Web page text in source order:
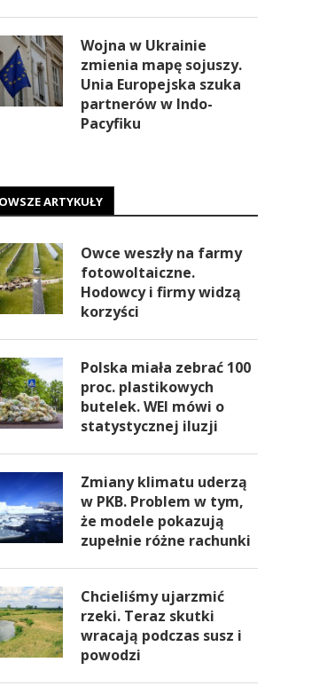
Wojna w Ukrainie
zmienia mapę sojuszy.
Unia Europejska szuka
partnerów w Indo-
Pacyfiku
ARTYKUŁY
Owce weszły na farmy
fotowoltaiczne.
Hodowcy i firmy widzą
korzyści
Polska miała zebrać 100
proc. plastikowych
butelek. WEI mówi o
statystycznej iluzji
Zmiany klimatu uderzą
w PKB. Problem w tym,
że modele pokazują
zupełnie różne rachunki
Chcieliśmy ujarzmić
rzeki. Teraz skutki
wracają podczas susz i
powodzi